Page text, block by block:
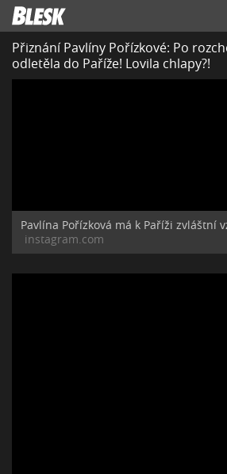
Přiznání Pavlíny Pořízkové: Po
odletěla do Paříže! Lovila chlapy?!
Pavlína Pořízková má k Paříži zvláštní
instagram.com